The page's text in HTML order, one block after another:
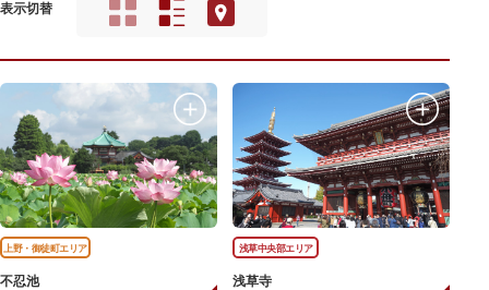
表示切替
上野・御徒町エリア
不忍池
浅草中央部エリア
浅草寺